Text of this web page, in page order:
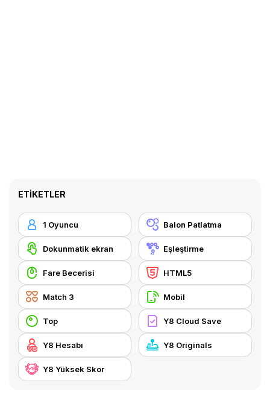
ETIKETLER
1 Oyuncu Balon Patlatma
Dokunmatik ekran Eşleştirme
Fare Becerisi HTML5
Match 3 Mobil
Top Y8 Cloud Save
Y8 Hesabı Y8 Originals
Y8 Yüksek Skor